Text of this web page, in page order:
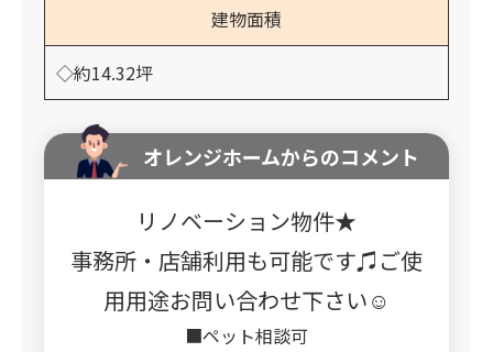
建物面積
◇約14.32坪
オレンジホームからのコメント
リノベーション物件★
事務所・店舗利用も可能です♫ご使
用用途お問い合わせ下さい☺
■ペット相談可